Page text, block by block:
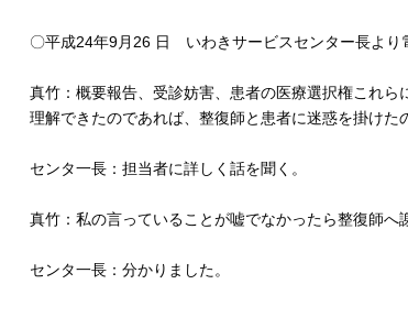
〇平成24年9月26 日 いわきサービスセンター長より
真竹：概要報告、受診妨害、患者の医療選択権これら
理解できたのであれば、整復師と患者に迷惑を掛けた
センタ一長：担当者に詳しく話を聞く。
真竹：私の言っていることが嘘でなかったら整復師へ
センタ一長：分かりました。